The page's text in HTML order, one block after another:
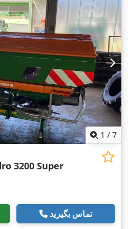
1 /7
3200 Super
تماس بگیرید